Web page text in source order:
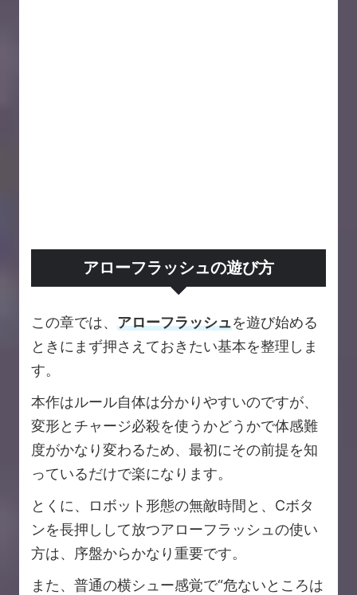
アローフラッシュの遊び方
この章では、 アローフラッシュを遊び始める
ときにまず押さえておきたい基本を整理しま
す。
本作はルール自体は分かりやすいのですが、
変形とチャージ必殺を使うかどうかで体感難
度がかなり変わるため、最初にその前提を知
っているだけで楽になります。
とくに、ロボット形態の無敵時間と、Cボタ
ンを長押しして放つアローフラッシュの使い
方は、序盤からかなり重要です。
また、普通の横シュー感覚で“危ないところは